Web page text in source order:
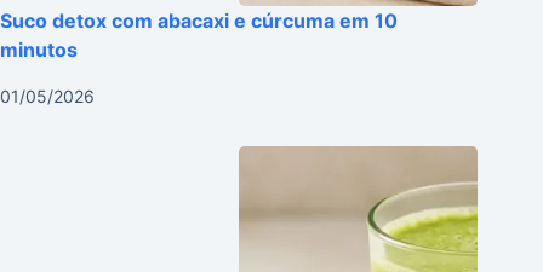
Suco detox com abacaxi e cúrcuma em 10
minutos
01/05/2026